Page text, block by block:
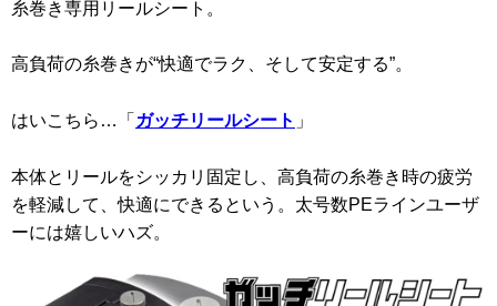
糸巻き専用リールシート。
高負荷の糸巻きが“快適でラク、そして安定する”。
はいこちら…「 ガッチリールシート 」
本体とリールをシッカリ固定し、高負荷の糸巻き時の疲労
を軽減して、快適にできるという。太号数PEラインユーザ
ーには嬉しいハズ。